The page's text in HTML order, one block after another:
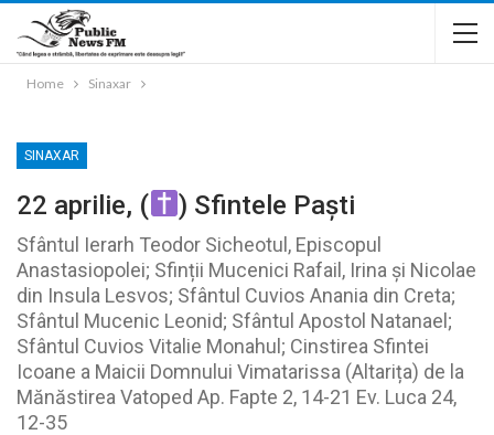
Home Sinaxar
SINAXAR
22 aprilie, ( ) Sfintele Paști
Sfântul Ierarh Teodor Sicheotul, Episcopul
Anastasiopolei; Sfinții Mucenici Rafail, Irina și Nicolae
din Insula Lesvos; Sfântul Cuvios Anania din Creta;
Sfântul Mucenic Leonid; Sfântul Apostol Natanael;
Sfântul Cuvios Vitalie Monahul; Cinstirea Sfintei
Icoane a Maicii Domnului Vimatarissa (Altarița) de la
Mănăstirea Vatoped Ap. Fapte 2, 14-21 Ev. Luca 24,
12-35